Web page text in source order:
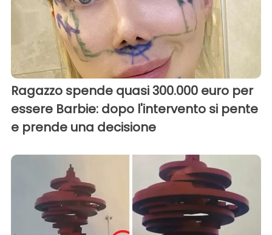
Ragazzo spende quasi 300.000 euro per
essere Barbie: dopo l'intervento si pente
e prende una decisione